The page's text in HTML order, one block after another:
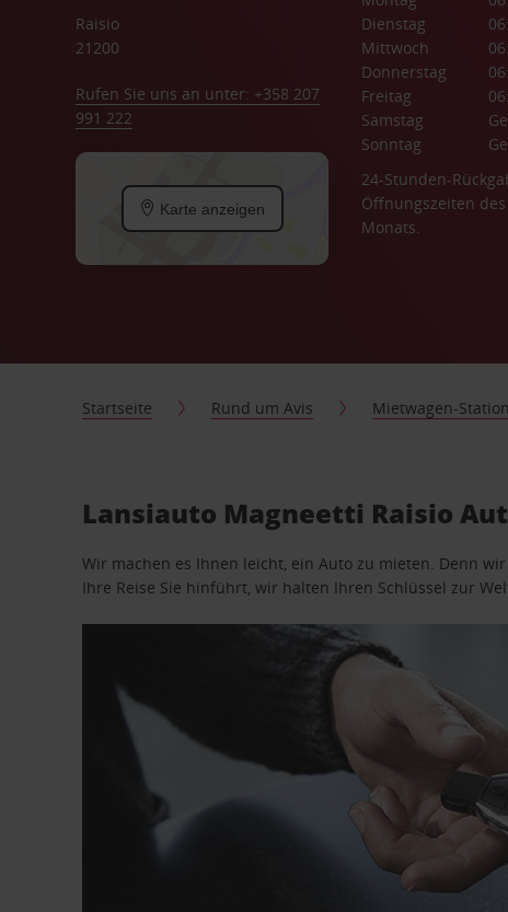
Raisio
21200
Rufen Sie uns an unter: +358 207
991 222
Karte anzeigen
Dienstag
Mittwoch
Donnerstag
Freitag
Samstag
Sonntag
24-Stunden-
Öffnungszeiten
Monats.
Startseite Rund um Avis Mietwagen-
Lansiauto Magneetti Raisio
Wir machen es Ihnen leicht, ein Auto zu mieten. Denn
Ihre Reise Sie hinführt, wir halten Ihren Schlüssel zur